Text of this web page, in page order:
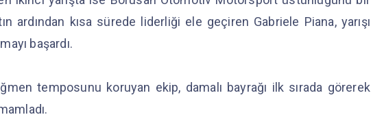
ardından kısa sürede liderliği ele geçiren Gabriele Piana, yarışı
başardı.
temposunu koruyan ekip, damalı bayrağı ilk sırada görerek